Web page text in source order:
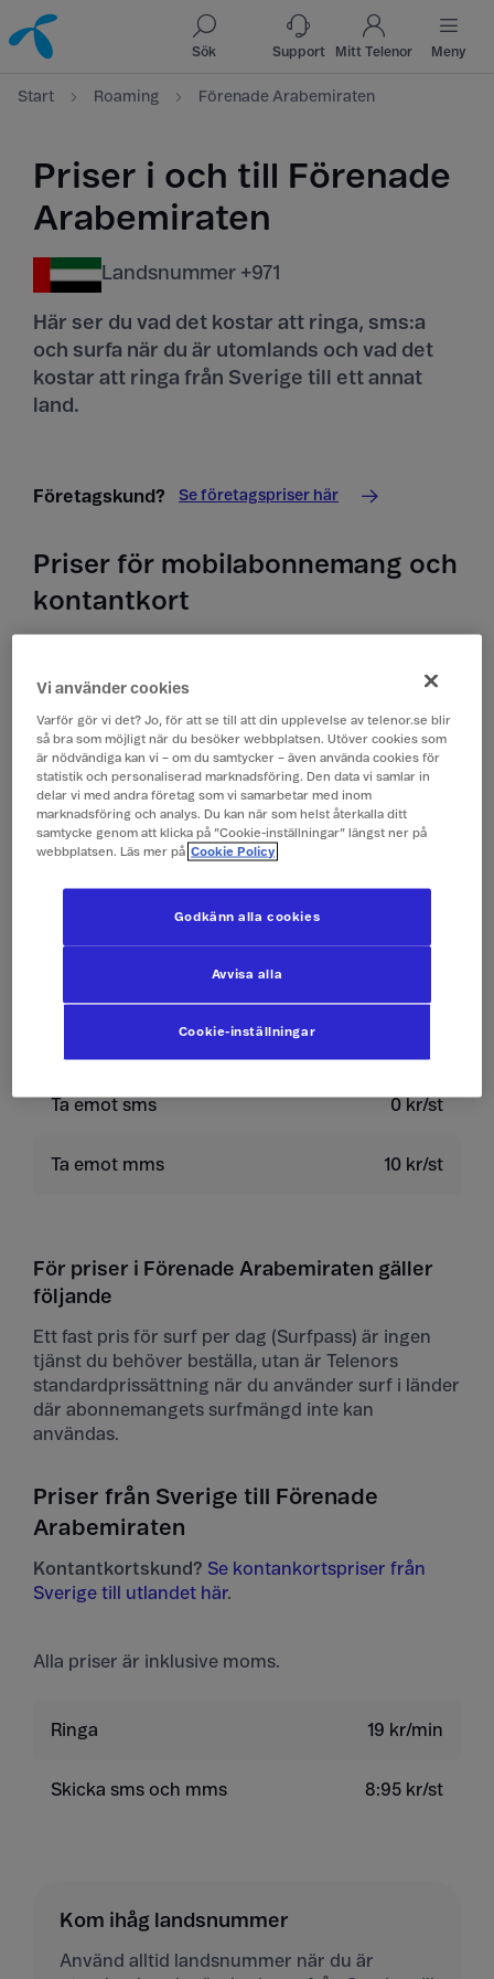
Till innehåll
Till sök
Sök Support Mitt Telenor Meny
Start Roaming Förenade Arabemiraten
Priser i och till Förenade
Arabemiraten
Landsnummer +971
Här ser du vad det kostar att ringa, sms:a
och surfa när du är utomlands och vad det
kostar att ringa från Sverige till ett annat
land.
Företagskund? Se företagspriser här
Priser för mobilabonnemang och
kontantkort
Alla priser är inklusive moms.
Surfa
149 kr/dygn (0,1 GB)
(Surfpass)
Ringa och ta emot
19 kr/min
Ringa röstbrevlåda
Ta emot sms 0 kr/st
Ta emot mms 10 kr/st
För priser i Förenade Arabemiraten gäller
följande
Ett fast pris för surf per dag (Surfpass) är ingen
tjänst du behöver beställa, utan är Telenors
standardprissättning när du använder surf i länder
där abonnemangets surfmängd inte kan
användas.
Priser från Sverige till Förenade
Arabemiraten
Kontantkortskund? Se kontankortspriser från
Sverige till utlandet här.
Alla priser är inklusive moms.
Ringa 19 kr/min
Skicka sms och mms 8:95 kr/st
Kom ihåg landsnummer
Använd alltid landsnummer när du är
Vi använder cookies
Varför gör vi det? Jo, för att se till att din upplevelse av telenor.se blir
så bra som möjligt när du besöker webbplatsen. Utöver cookies som
är nödvändiga kan vi – om du samtycker – även använda cookies för
statistik och personaliserad marknadsföring. Den data vi samlar in
delar vi med andra företag som vi samarbetar med inom
marknadsföring och analys. Du kan när som helst återkalla ditt
samtycke genom att klicka på ”Cookie-inställningar” längst ner på
webbplatsen. Läs mer på Cookie Policy
Cookie-inställningar
Avvisa alla
Godkänn alla cookies